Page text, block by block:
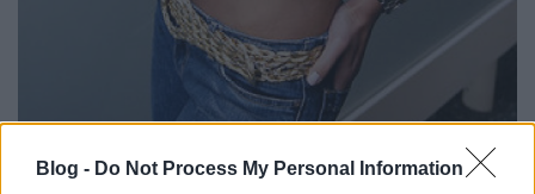
Blog - Do Not Process My Personal Information
A sorozat arról szól, hogy az egykori texasi